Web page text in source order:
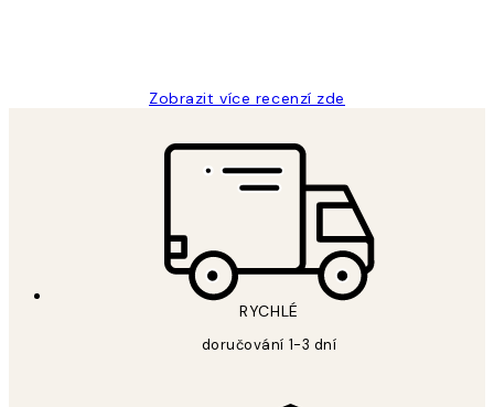
Zobrazit více recenzí zde
RYCHLÉ
doručování 1-3 dní